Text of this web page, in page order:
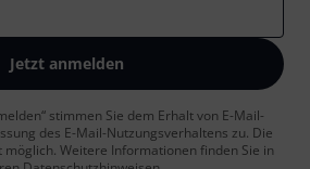
Jetzt anmelden
stimmen Sie dem Erhalt von E-Mail-
des E-Mail-Nutzungsverhaltens zu. Die
Weitere Informationen finden Sie in